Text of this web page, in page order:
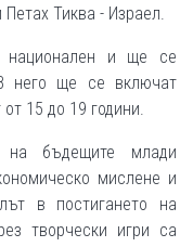
Тиква - Израел.
национален и ще се
него ще се включат
15 до 19 години.
на бъдещите млади
мислене и
в постигането на
творчески игри са